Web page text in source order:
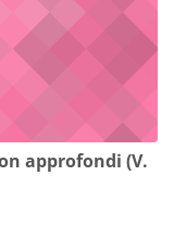
approfondi (V.